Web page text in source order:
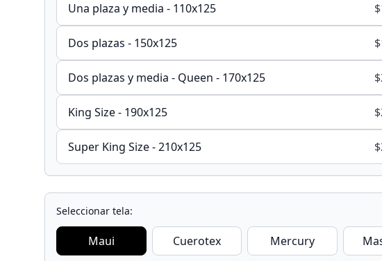
Una plaza y media - 110x125 $
Dos plazas - 150x125 $
Dos plazas y media - Queen - 170x125 $
King Size - 190x125 $
Super King Size - 210x125 $
Seleccionar tela:
Maui Cuerotex Mercury